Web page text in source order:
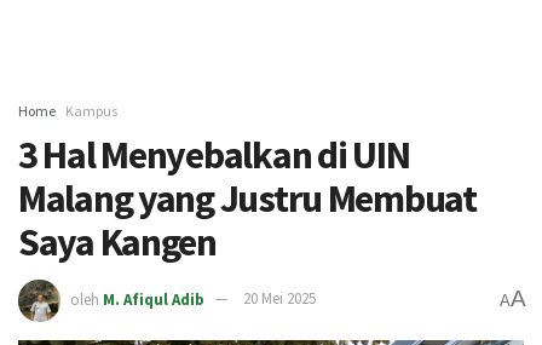
Home Kampus
3 Hal Menyebalkan di UIN
Malang yang Justru Membuat
Saya Kangen
oleh M. Afiqul Adib 20 Mei 2025 AA